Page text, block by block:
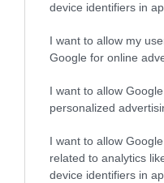
device identifiers in
I want to allow my
Google for online
I want to allow
personalized
I want to allow
related to analytics
device identifiers in